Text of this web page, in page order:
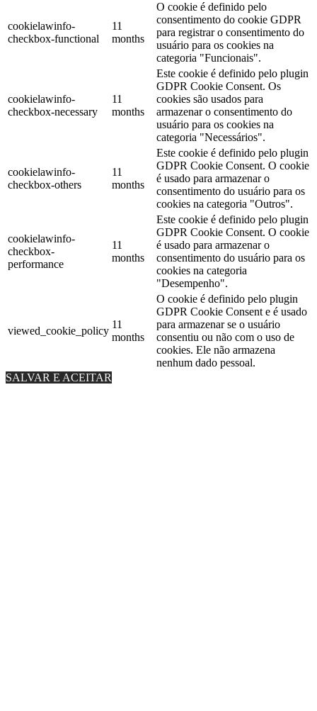
cookielawinfo-
checkbox-functional
11
months
O cookie é definido pelo
consentimento do cookie GDPR
para registrar o consentimento do
usuário para os cookies na
categoria "Funcionais".
cookielawinfo-
checkbox-necessary
11
months
Este cookie é definido pelo plugin
GDPR Cookie Consent. Os
cookies são usados ​​para
armazenar o consentimento do
usuário para os cookies na
categoria "Necessários".
cookielawinfo-
checkbox-others
11
months
Este cookie é definido pelo plugin
GDPR Cookie Consent. O cookie
é usado para armazenar o
consentimento do usuário para os
cookies na categoria "Outros".
cookielawinfo-
checkbox-
performance
11
months
Este cookie é definido pelo plugin
GDPR Cookie Consent. O cookie
é usado para armazenar o
consentimento do usuário para os
cookies na categoria
"Desempenho".
viewed_cookie_policy
11
months
O cookie é definido pelo plugin
GDPR Cookie Consent e é usado
para armazenar se o usuário
consentiu ou não com o uso de
cookies. Ele não armazena
nenhum dado pessoal.
SALVAR E ACEITAR